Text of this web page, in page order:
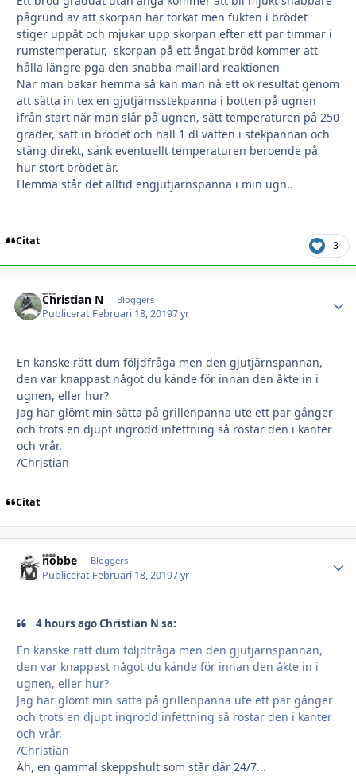
pågrund av att skorpan har torkat men fukten i brödet
stiger uppåt och mjukar upp skorpan efter ett par timmar i
rumstemperatur, skorpan på ett ångat bröd kommer att
hålla längre pga den snabba maillard reaktionen
När man bakar hemma så kan man nå ett ok resultat genom
att sätta in tex en gjutjärnsstekpanna i botten på ugnen
ifrån start när man slår på ugnen, sätt temperaturen på 250
grader, sätt in brödet och häll 1 dl vatten i stekpannan och
stäng direkt, sänk eventuellt temperaturen beroende på
hur stort brödet är.
Hemma står det alltid engjutjärnspanna i min ugn..
Citat 3
Christian N Bloggers
Publicerat Februari 18, 20197 yr
En kanske rätt dum följdfråga men den gjutjärnspannan,
den var knappast något du kände för innan den åkte in i
ugnen, eller hur?
Jag har glömt min sätta på grillenpanna ute ett par gånger
och trots en djupt ingrodd infettning så rostar den i kanter
och vrår.
/Christian
Citat
hobbe Bloggers
Publicerat Februari 18, 20197 yr
4 hours ago Christian N sa:
En kanske rätt dum följdfråga men den gjutjärnspannan,
den var knappast något du kände för innan den åkte in i
ugnen, eller hur?
Jag har glömt min sätta på grillenpanna ute ett par gånger
och trots en djupt ingrodd infettning så rostar den i kanter
och vrår.
/Christian
Äh, en gammal skeppshult som står där 24/7...